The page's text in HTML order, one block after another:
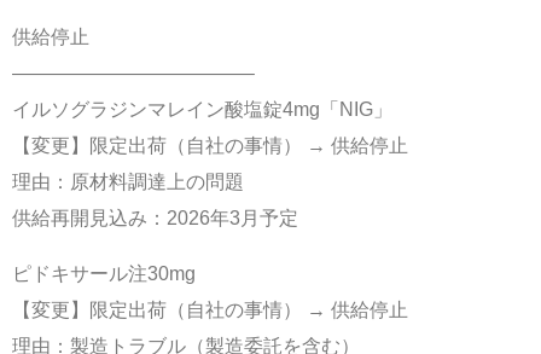
供給停止
————————————–
イルソグラジンマレイン酸塩錠4mg「NIG」
【変更】限定出荷（自社の事情） → 供給停止
理由：原材料調達上の問題
供給再開見込み：2026年3月予定
ピドキサール注30mg
【変更】限定出荷（自社の事情） → 供給停止
理由：製造トラブル（製造委託を含む）